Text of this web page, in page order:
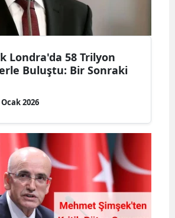
Londra'da 58 Trilyon
Buluştu: Bir Sonraki
Ocak 2026